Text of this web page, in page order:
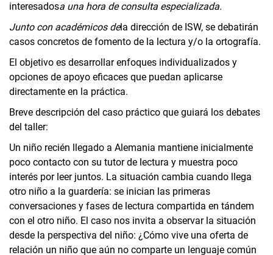
interesadosa una hora de consulta especializada.
Junto con académicos dela dirección de ISW, se debatirán
casos concretos de fomento de la lectura y/o la ortografía.
El objetivo es desarrollar enfoques individualizados y
opciones de apoyo eficaces que puedan aplicarse
directamente en la práctica.
Breve descripción del caso práctico que guiará los debates
del taller:
Un niño recién llegado a Alemania mantiene inicialmente
poco contacto con su tutor de lectura y muestra poco
interés por leer juntos. La situación cambia cuando llega
otro niño a la guardería: se inician las primeras
conversaciones y fases de lectura compartida en tándem
con el otro niño. El caso nos invita a observar la situación
desde la perspectiva del niño: ¿Cómo vive una oferta de
relación un niño que aún no comparte un lenguaje común